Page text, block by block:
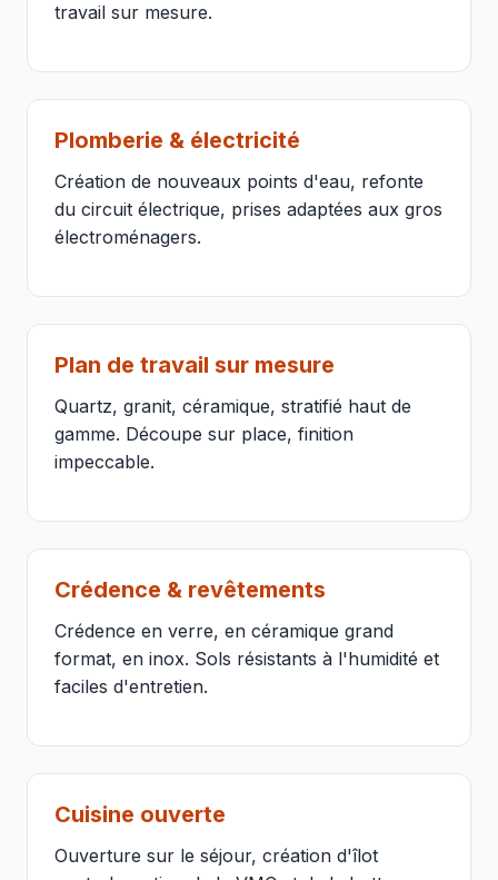
travail sur mesure.
Plomberie & électricité
Création de nouveaux points d'eau, refonte
du circuit électrique, prises adaptées aux gros
électroménagers.
Plan de travail sur mesure
Quartz, granit, céramique, stratifié haut de
gamme. Découpe sur place, finition
impeccable.
Crédence & revêtements
Crédence en verre, en céramique grand
format, en inox. Sols résistants à l'humidité et
faciles d'entretien.
Cuisine ouverte
Ouverture sur le séjour, création d'îlot